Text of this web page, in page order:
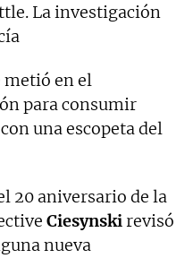
La investigación
metió en el
para consumir
una escopeta del
20 aniversario de la
Ciesynskirevisó
nueva